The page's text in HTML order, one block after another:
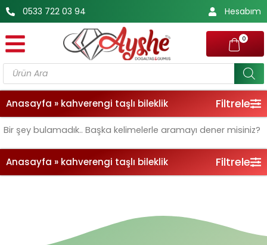
İçeriğe
atla
0533 722 03 94 Hesabım
0
Products
search
Anasayfa » kahverengi taşlı bileklik Filtrele
Bir şey bulamadık.. Başka kelimelerle aramayı dener misiniz?
Anasayfa » kahverengi taşlı bileklik Filtrele